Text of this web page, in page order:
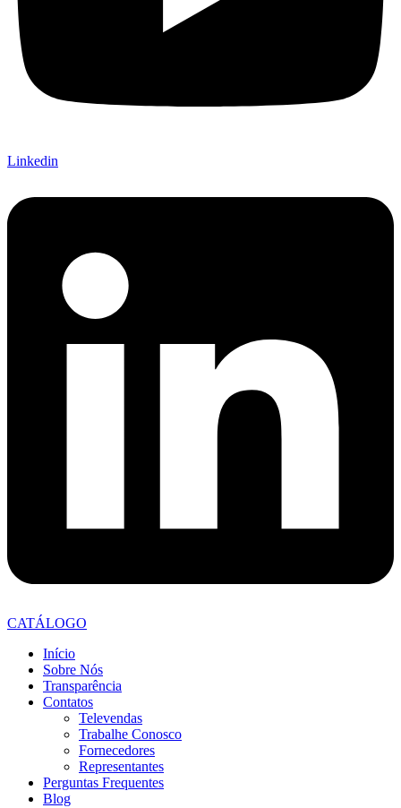
Linkedin
CATÁLOGO
Início
Sobre Nós
Transparência
Contatos
Televendas
Trabalhe Conosco
Fornecedores
Representantes
Perguntas Frequentes
Blog